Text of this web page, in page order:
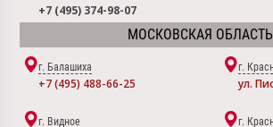
+7 (495) 374-98-07
МОСКОВСКАЯ ОБЛАСТЬ
г. Балашиха
+7 (495) 488-66-25
г.
ул.
г. Видное г.